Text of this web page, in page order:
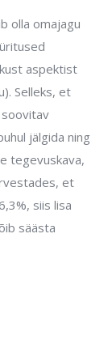
olla omajagu
aspektist
Selleks, et
jälgida ning
tegevuskava,
et
siis lisa
säästa